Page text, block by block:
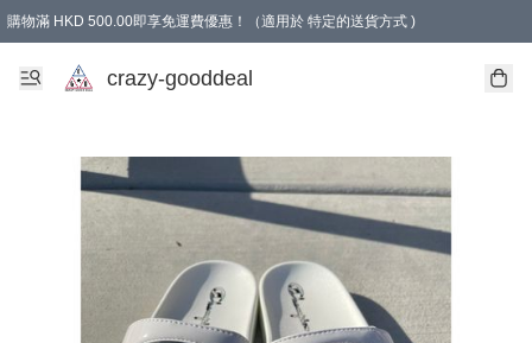
購物滿 HKD 500.00即享免運費優惠！（適用於 特定的送貨方式 )
成為會員可享免費禮品
crazy-gooddeal